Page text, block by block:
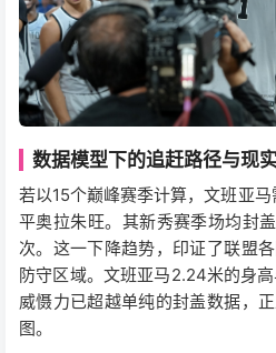
数据模型下的追赶路径与现
若以15个巅峰赛季计算，文班亚
平奥拉朱旺。其新秀赛季场均封
次。这一下降趋势，印证了联盟
防守区域。文班亚马2.24米的身
威慑力已超越单纯的封盖数据，
图。